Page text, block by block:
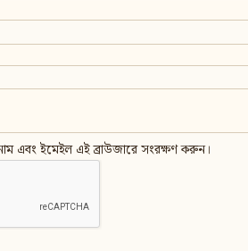
এবং ইমেইল এই ব্রাউজারে সংরক্ষণ করুন।